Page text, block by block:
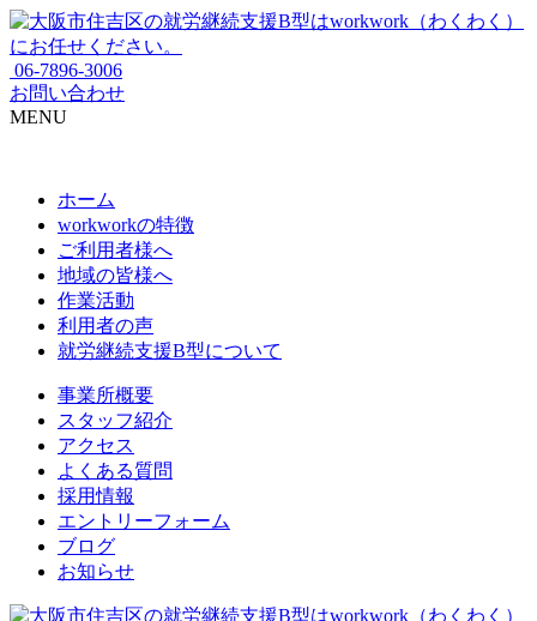
06-7896-3006
お問い合わせ
MENU
ホーム
workworkの特徴
ご利用者様へ
地域の皆様へ
作業活動
利用者の声
就労継続支援B型について
事業所概要
スタッフ紹介
アクセス
よくある質問
採用情報
エントリーフォーム
ブログ
お知らせ